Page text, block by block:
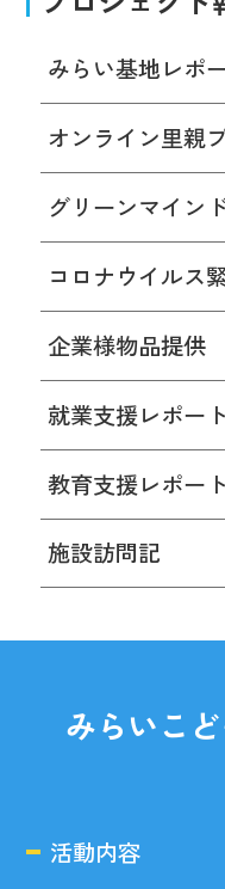
みらい基地レポ
オンライン里親
グリーンマイン
コロナウイルス
企業様物品提供
就業支援レポート
教育支援レポート
施設訪問記
みらいこ
活動内容